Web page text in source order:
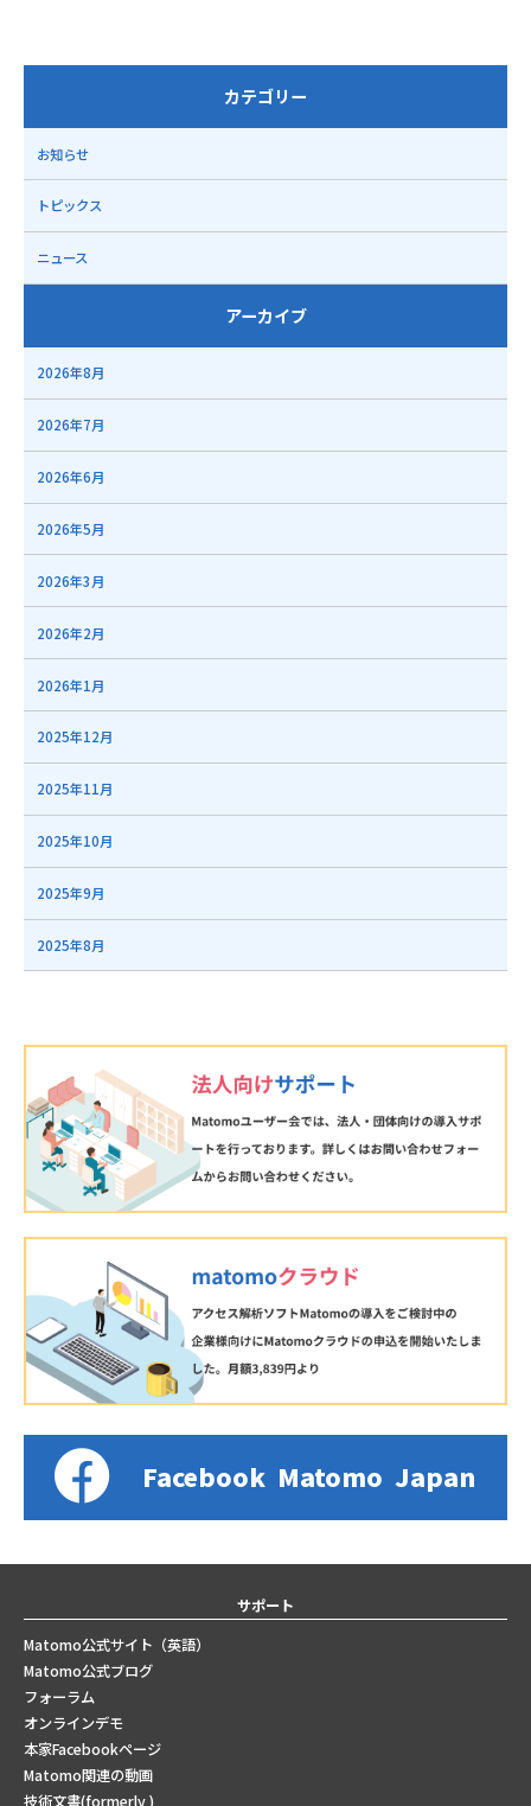
カテゴリー
お知らせ
トピックス
ニュース
アーカイブ
2026年8月
2026年7月
2026年6月
2026年5月
2026年3月
2026年2月
2026年1月
2025年12月
2025年11月
2025年10月
2025年9月
2025年8月
Facebook Matomo Japan
サポート
Matomo公式サイト（英語）
Matomo公式ブログ
フォーラム
オンラインデモ
本家Facebookページ
Matomo関連の動画
技術文書(formerly )